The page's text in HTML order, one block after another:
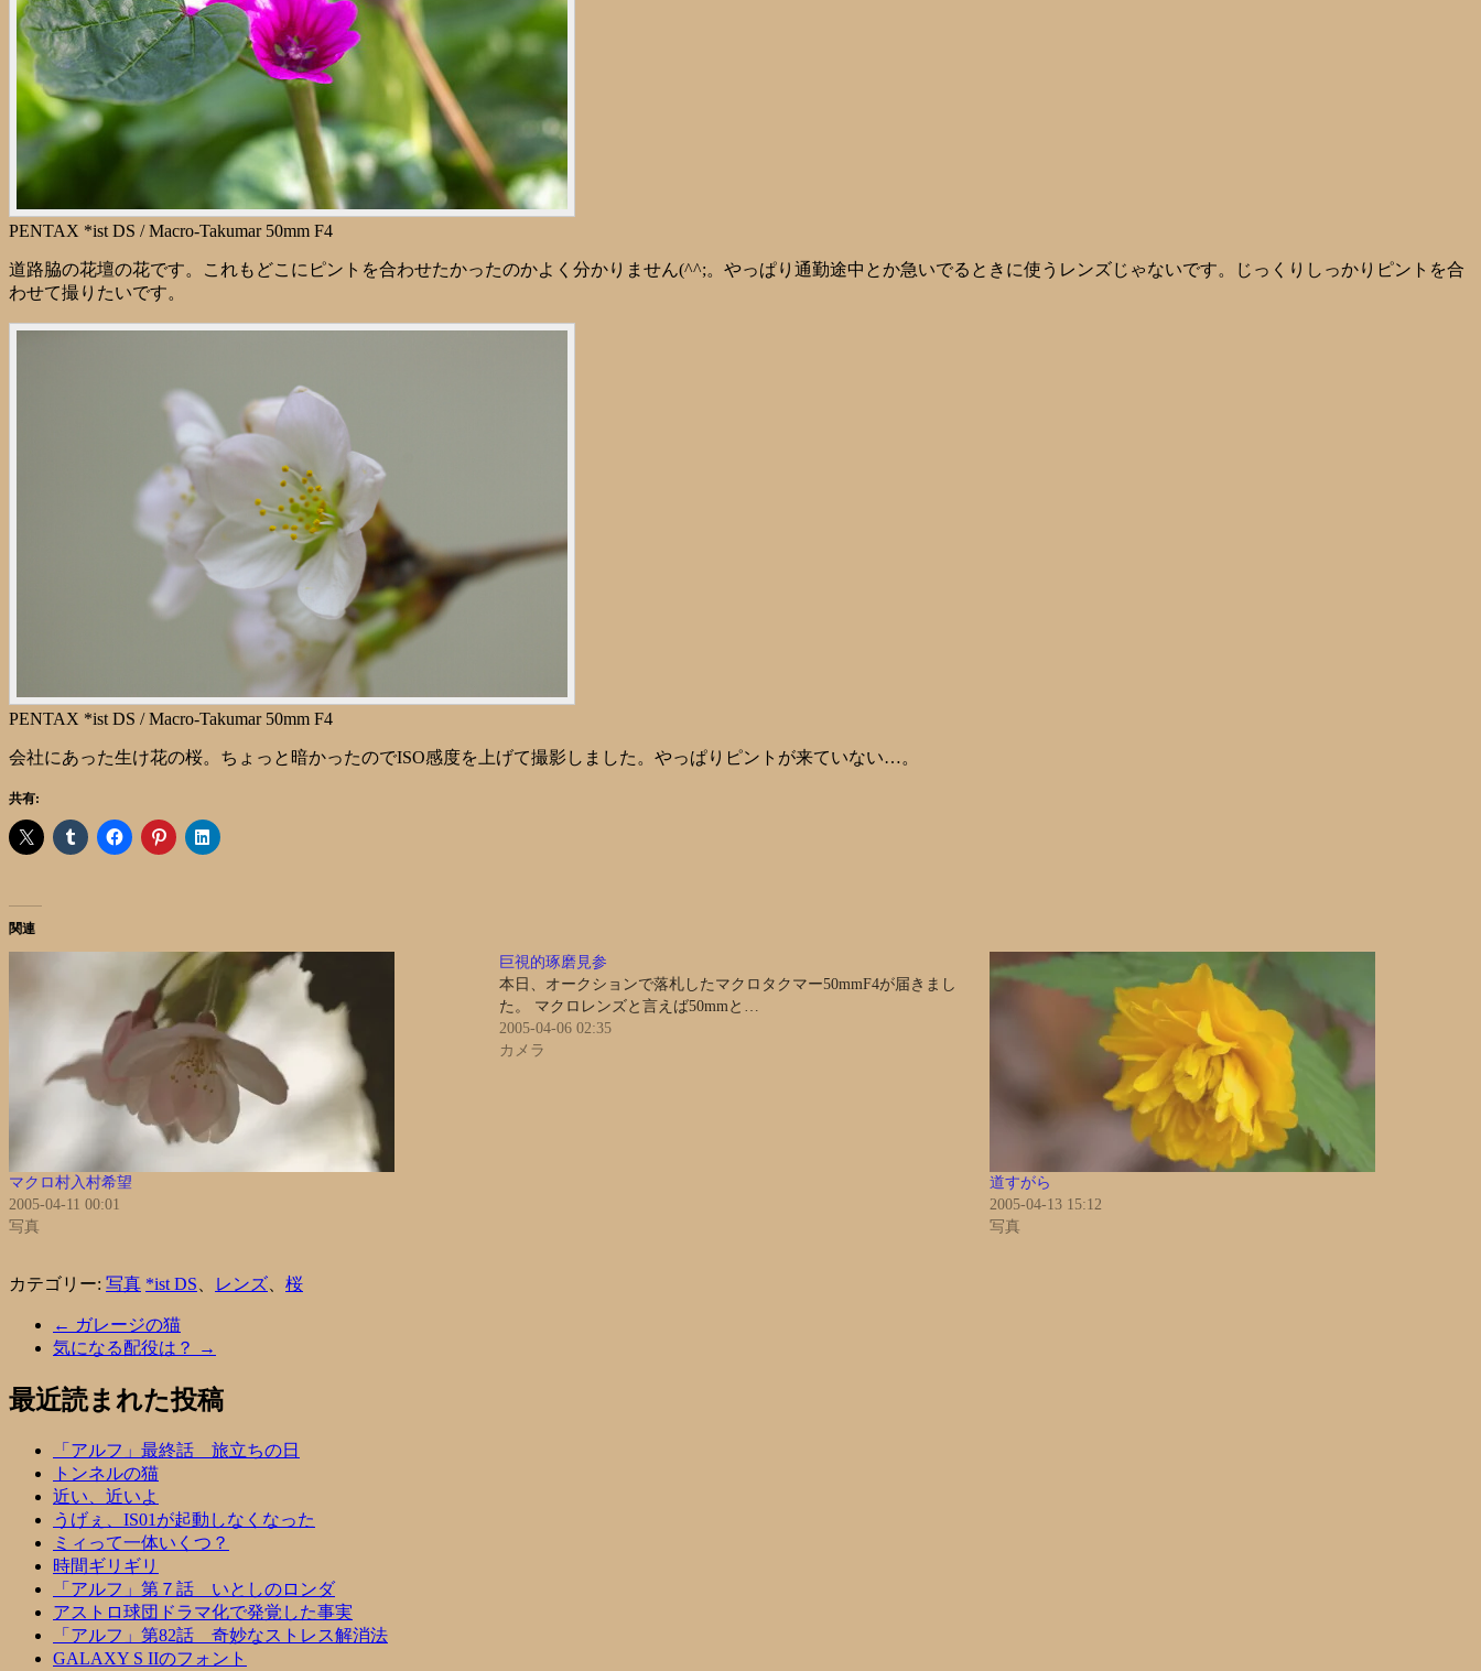
PENTAX *ist DS / Macro-Takumar 50mm F4
道路脇の花壇の花です。これもどこにピントを合わせたかったのかよく分かりません(^^;。やっぱり通勤途中とか急いでるときに使うレンズじゃないです。じっくりしっかりピントを合
わせて撮りたいです。
PENTAX *ist DS / Macro-Takumar 50mm F4
会社にあった生け花の桜。ちょっと暗かったのでISO感度を上げて撮影しました。やっぱりピントが来ていない…。
共有:
関連
マクロ村入村希望
2005-04-11 00:01
写真
巨視的琢磨見参
本日、オークションで落札したマクロタクマー50mmF4が届きまし
た。 マクロレンズと言えば50mmと…
2005-04-06 02:35
カメラ
道すがら
2005-04-13 15:12
写真
カテゴリー: 写真 *ist DS レンズ 桜
← ガレージの猫
気になる配役は？
→
最近読まれた投稿
「アルフ」最終話 旅立ちの日
トンネルの猫
近い、近いよ
うげぇ、IS01が起動しなくなった
ミィって一体いくつ？
時間ギリギリ
「アルフ」第７話 いとしのロンダ
アストロ球団ドラマ化で発覚した事実
「アルフ」第82話 奇妙なストレス解消法
GALAXY S IIのフォント